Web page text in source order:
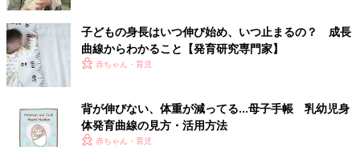
の特集があります。大きめちゃん・小さめちゃんを持つママ・パ
パの疑問を取り上げたQ＆Aをたくさん紹介しています。
子どもの身長はいつ伸び始め、いつ止まるの？ 成長
曲線からわかること【発育研究専門家】
赤ちゃん・育児
背が伸びない、体重が減ってる…母子手帳 乳幼児身
体発育曲線の見方・活用方法
赤ちゃん・育児